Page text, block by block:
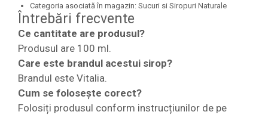
Categoria asociată în magazin: Sucuri si Siropuri Naturale
Întrebări frecvente
Ce cantitate are produsul?
Produsul are 100 ml.
Care este brandul acestui sirop?
Brandul este Vitalia.
Cum se folosește corect?
Folosiți produsul conform instrucțiunilor de pe